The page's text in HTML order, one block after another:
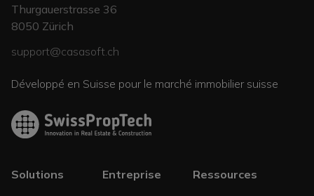
Thurgauerstrasse 36
8050 Zürich
support@casasoft.ch
Développé en Suisse pour le marché immobilier suisse
Solutions Entreprise Ressources